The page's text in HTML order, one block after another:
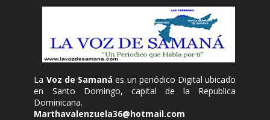
La Voz de Samanáes un periódico Digital ubicado
en Santo Domingo, capital de la Republica
Dominicana.
Marthavalenzuela36@hotmail.com